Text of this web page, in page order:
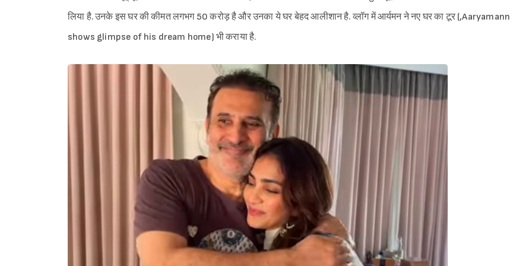
Sign in
लिया है. उनके इस घर की कीमत लगभग 50 करोड़ है और उनका ये घर बेहद आलीशान है. व्लॉग में आर्यमन ने नए घर का टूर (,Aaryamann
shows glimpse of his dream home) भी कराया है.